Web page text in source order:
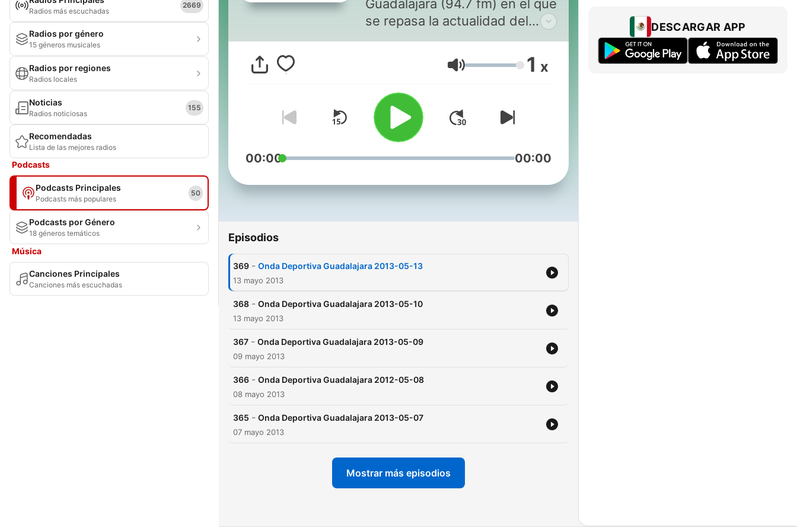
Radios más escuchadas
2669
Radios por género
15 géneros musicales
Radios por regiones
Radios locales
Noticias
Radios noticiosas
155
Recomendadas
Lista de las mejores radios
Podcasts
Podcasts Principales
Podcasts más populares
50
Podcasts por Género
18 géneros temáticos
Música
Canciones Principales
Canciones más escuchadas
Guadalajara (94.7 fm) en el que
se repasa la actualidad del
deporte de la provincia de
Volumen 1 x
00:00 00:00
Episodios
369 - Onda Deportiva Guadalajara 2013-05-13
13 mayo 2013
368 - Onda Deportiva Guadalajara 2013-05-10
13 mayo 2013
367 - Onda Deportiva Guadalajara 2013-05-09
09 mayo 2013
366 - Onda Deportiva Guadalajara 2012-05-08
08 mayo 2013
365 - Onda Deportiva Guadalajara 2013-05-07
07 mayo 2013
Mostrar más episodios
DESCARGAR APP